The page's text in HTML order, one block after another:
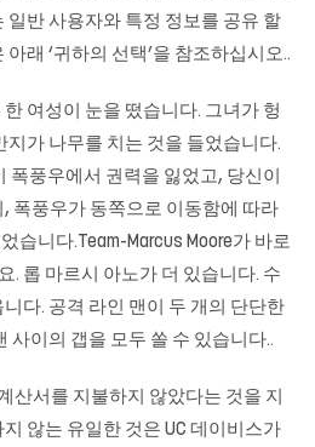
일반 사용자와 특정 정보를 공유 할
래 ‘귀하의 선택’을 참조하십시오..
여성이 눈을 떴습니다. 그녀가 헝
지가 나무를 치는 것을 들었습니다.
폭풍우에서 권력을 잃었고, 당신이
폭풍우가 동쪽으로 이동함에 따라
습니다.Team-Marcus Moore가 바로
. 롭 마르시 아노가 더 있습니다. 수
다. 공격 라인 맨이 두 개의 단단한
사이의 갭을 모두 쏠 수 있습니다..
산서를 지불하지 않았다는 것을 지
않는 유일한 것은 UC 데이비스가